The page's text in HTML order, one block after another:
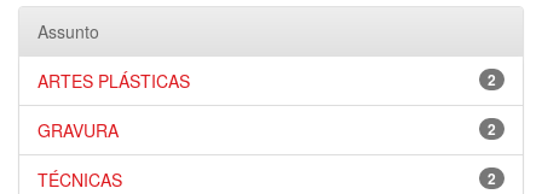
Assunto
2
ARTES PLÁSTICAS
2
GRAVURA
2
TÉCNICAS